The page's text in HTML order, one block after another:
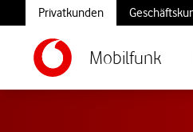
Privatkunden
Mobilfunk